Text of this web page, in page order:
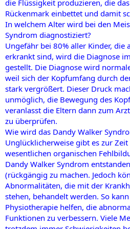
die Flüssigkeit produzieren, die
Rückenmark einbettet und damit
In welchem Alter wird bei den
Syndrom diagnostiziert?
Ungefähr bei 80% aller Kinder, die
erkrankt sind, wird die Diagnose
gestellt. Die Diagnose wird
weil sich der Kopfumfang durch
stark vergrößert. Dieser Druck
unmöglich, die Bewegung des
veranlasst die Eltern dann zum
zu überprüfen.
Wie wird das Dandy Walker
Unglücklicherweise gibt es zur
wesentlichen organischen
Dandy Walker Syndrom
(rückgängig zu machen. Jedoch
Abnormalitäten, die mit der
stehen, behandelt werden. So
Physiotherapie helfen, die
Funktionen zu verbessern. Viele